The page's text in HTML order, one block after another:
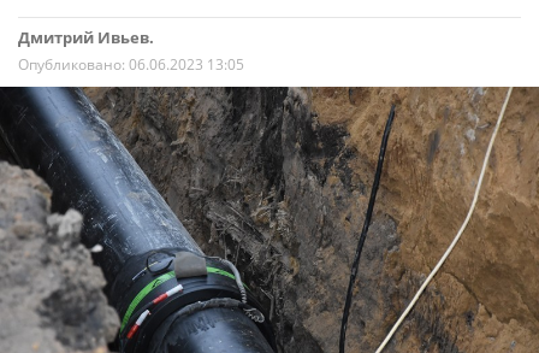
Дмитрий Ивьев.
Опубликовано: 06.06.2023 13:05